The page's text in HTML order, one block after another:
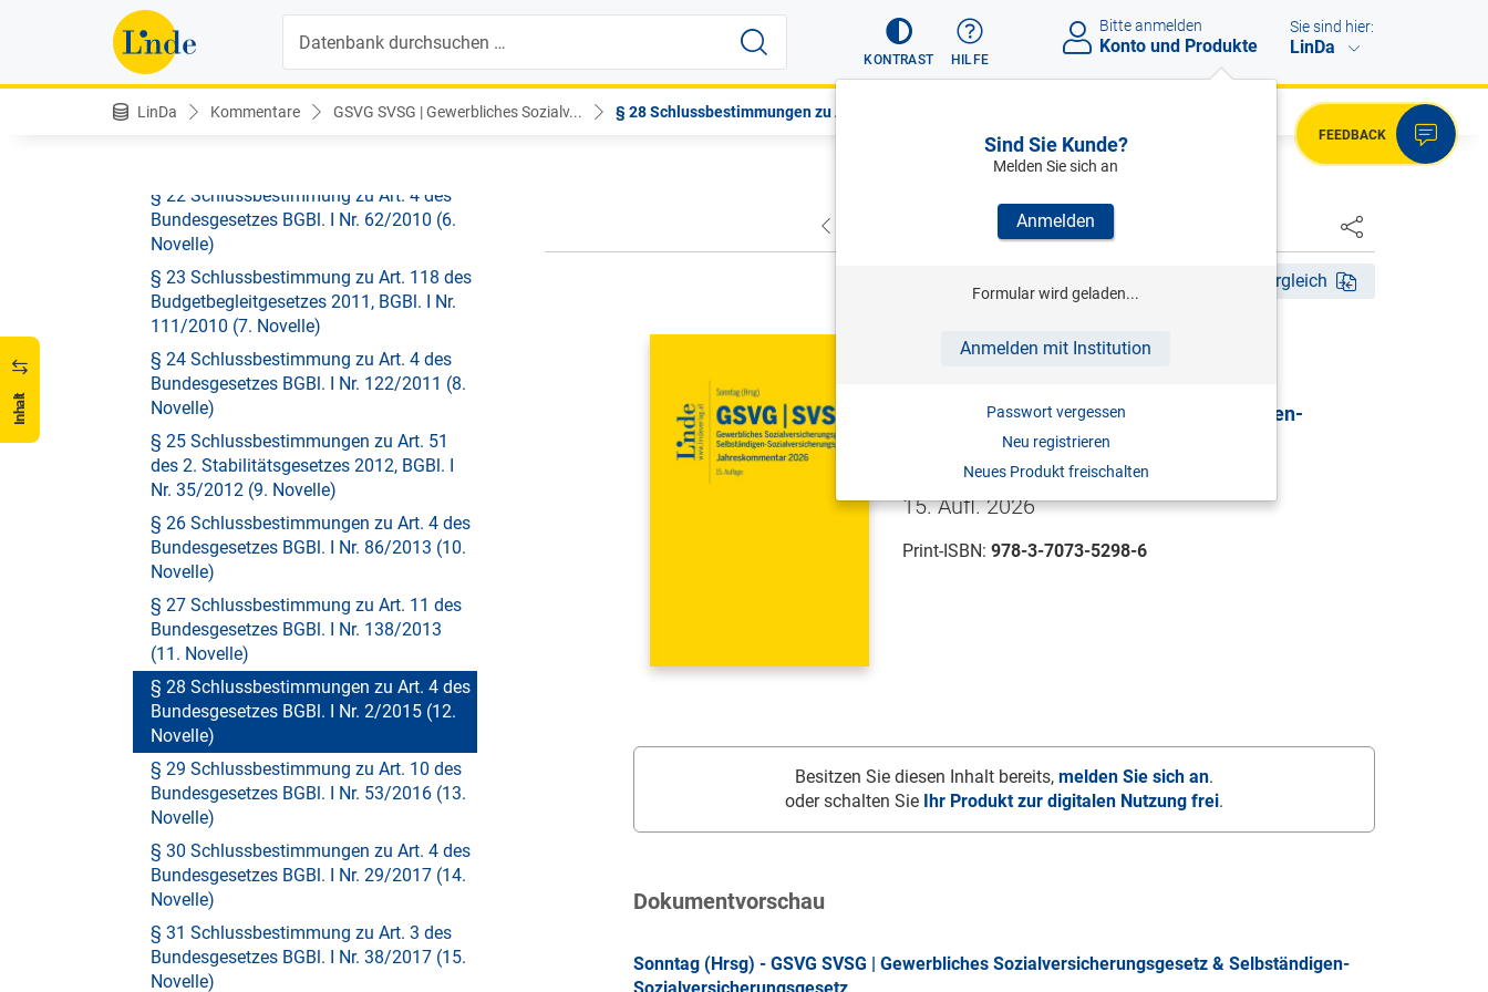
KONTRAST HILFE
Bitte anmelden
Konto und Produkte
Sind Sie Kunde?
Melden Sie sich an
Anmelden
Formular wird geladen...
Anmelden mit Institution
Passwort vergessen
Neu registrieren
Neues Produkt freischalten
Sie sind hier:
LinDa
LinDa Kommentare GSVG SVSG | Gewerbliches Sozialv... § 28 Schlussbestimmungen zu Art....
FEEDBACK
Inhalt
§ 20 Schlussbestimmungen zu Art. 4 des
Bundesgesetzes BGBl. I Nr. 31/2007 (4.
Novelle)
§ 21 Schlussbestimmung zu Art. 4 des
§ 22 Schlussbestimmung zu Art. 4 des
Bundesgesetzes BGBl. I Nr. 62/2010 (6.
Novelle)
§ 23 Schlussbestimmung zu Art. 118 des
Budgetbegleitgesetzes 2011, BGBl. I Nr.
111/2010 (7. Novelle)
§ 24 Schlussbestimmung zu Art. 4 des
Bundesgesetzes BGBl. I Nr. 122/2011 (8.
Novelle)
§ 25 Schlussbestimmungen zu Art. 51
des 2. Stabilitätsgesetzes 2012, BGBl. I
Nr. 35/2012 (9. Novelle)
§ 26 Schlussbestimmungen zu Art. 4 des
Bundesgesetzes BGBl. I Nr. 86/2013 (10.
Novelle)
§ 27 Schlussbestimmung zu Art. 11 des
Bundesgesetzes BGBl. I Nr. 138/2013
(11. Novelle)
§ 28 Schlussbestimmungen zu Art. 4 des
Bundesgesetzes BGBl. I Nr. 2/2015 (12.
Novelle)
§ 29 Schlussbestimmung zu Art. 10 des
Bundesgesetzes BGBl. I Nr. 53/2016 (13.
Novelle)
§ 30 Schlussbestimmungen zu Art. 4 des
Bundesgesetzes BGBl. I Nr. 29/2017 (14.
Novelle)
§ 31 Schlussbestimmung zu Art. 3 des
Bundesgesetzes BGBl. I Nr. 38/2017 (15.
Novelle)
NÄCHSTER
Fassungsvergleich
SONNTAG (HRSG)
Sozialversicherungsgesetz & Selbständigen-
Sozialversicherungsgesetz
Jahreskommentar
15. Aufl. 2026
Print-ISBN:978-3-7073-5298-6
Besitzen Sie diesen Inhalt bereits, melden Sie sich an.
oder schalten Sie
Ihr Produkt zur digitalen Nutzung frei.
Dokumentvorschau
Sonntag (Hrsg) - GSVG SVSG | Gewerbliches Sozialversicherungsgesetz & Selbständigen-